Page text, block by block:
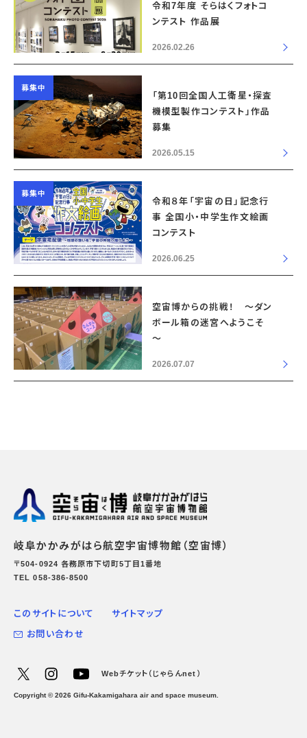
令和7年度 そらはくフォトコ
ンテスト 作品展
2026.02.26
募集中
「第10回全国人工衛星・探査
機模型製作コンテスト」作品
募集
2026.05.15
募集中
令和８年「宇宙の日」記念行
事 全国小・中学生作文絵画
コンテスト
2026.06.25
空宙博からの挑戦！ ～ダン
ボール箱の迷宮へようこそ
～
2026.07.07
岐阜かかみがはら航空宇宙博物館（空宙博）
〒504-0924 各務原市下切町5丁目1番地
TEL 058-386-8500
このサイトについて
サイトマップ
お問い合わせ
Webチケット（じゃらんnet）
Copyright ©2026 Gifu-Kakamigahara air and space museum.